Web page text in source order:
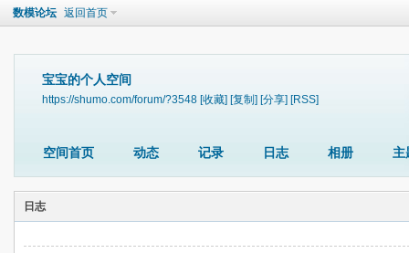
数模论坛 返回首页
宝宝的个人空间
https://shumo.com/forum/?3548 [收藏] [复制] [分享] [RSS]
空间首页 动态 记录 日志 相册 主
日志